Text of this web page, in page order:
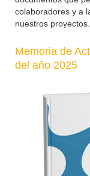
colaboradores y a
nuestros proyectos.
Memoria de
del año 2025